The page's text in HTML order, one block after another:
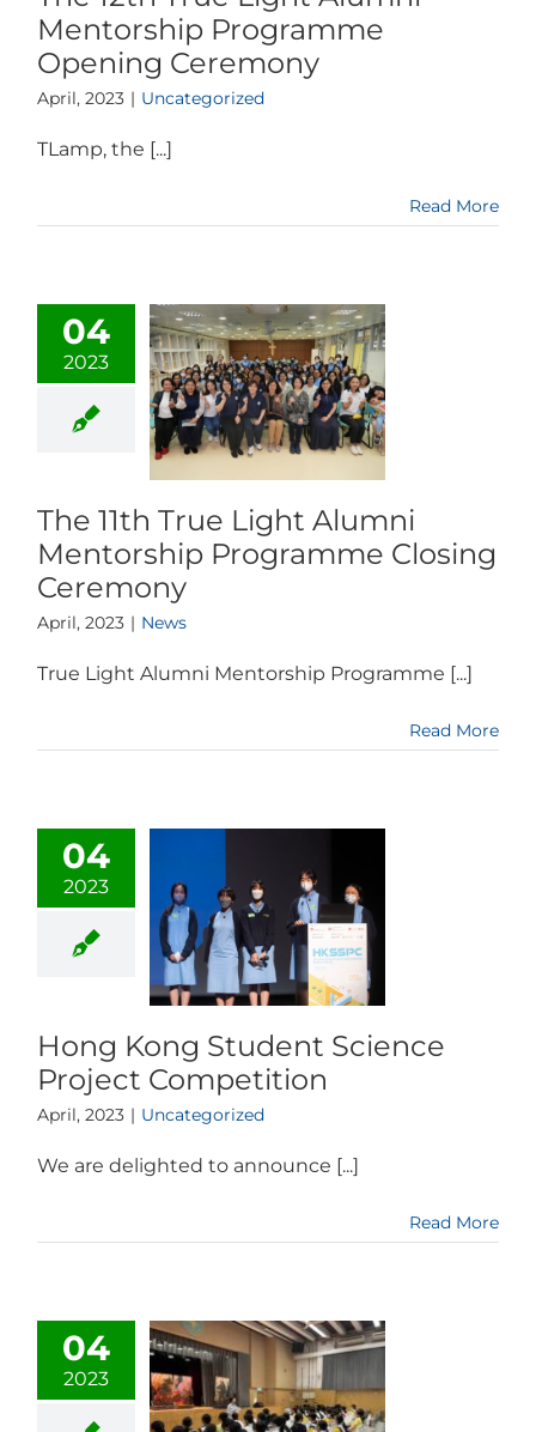
Mentorship Programme
Opening Ceremony
April, 2023 | Uncategorized
TLamp, the [...]
Read More
04
2023
The 11th True Light Alumni
Mentorship Programme Closing
Ceremony
April, 2023 | News
True Light Alumni Mentorship Programme [...]
Read More
04
2023
Hong Kong Student Science
Project Competition
April, 2023 | Uncategorized
We are delighted to announce [...]
Read More
04
2023